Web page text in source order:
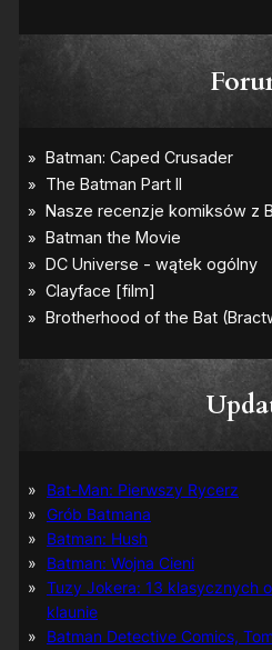
Bat-Man: Pierwszy Rycerz
Grób Batmana
Batman: Hush
Batman: Wojna Cieni
Tuzy Jokera: 13 klasycznych
klaunie
Batman Detective Comics,